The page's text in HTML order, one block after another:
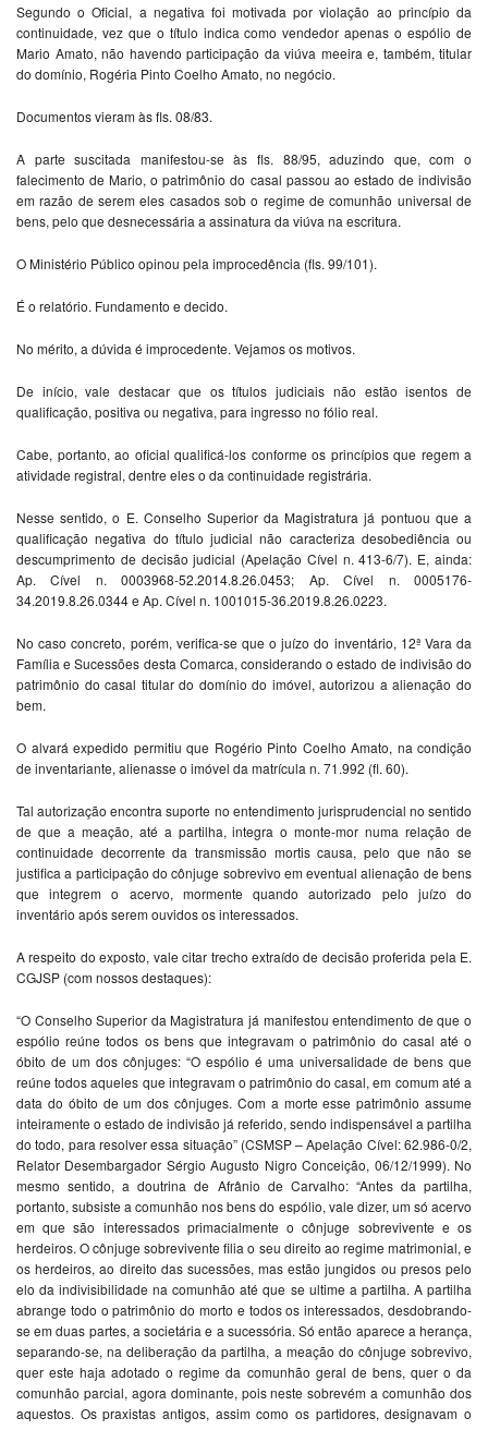
Segundo o Oficial, a negativa foi motivada por violação ao princípio da
continuidade, vez que o título indica como vendedor apenas o espólio de
Mario Amato, não havendo participação da viúva meeira e, também, titular
do domínio, Rogéria Pinto Coelho Amato, no negócio.
Documentos vieram às fls. 08/83.
A parte suscitada manifestou-se às fls. 88/95, aduzindo que, com o
falecimento de Mario, o patrimônio do casal passou ao estado de indivisão
em razão de serem eles casados sob o regime de comunhão universal de
bens, pelo que desnecessária a assinatura da viúva na escritura.
O Ministério Público opinou pela improcedência (fls. 99/101).
É o relatório. Fundamento e decido.
No mérito, a dúvida é improcedente. Vejamos os motivos.
De início, vale destacar que os títulos judiciais não estão isentos de
qualificação, positiva ou negativa, para ingresso no fólio real.
Cabe, portanto, ao oficial qualificá-los conforme os princípios que regem a
atividade registral, dentre eles o da continuidade registrária.
Nesse sentido, o E. Conselho Superior da Magistratura já pontuou que a
qualificação negativa do título judicial não caracteriza desobediência ou
descumprimento de decisão judicial (Apelação Cível n. 413-6/7). E, ainda:
Ap. Cível n. 0003968-52.2014.8.26.0453; Ap. Cível n. 0005176-
34.2019.8.26.0344 e Ap. Cível n. 1001015-36.2019.8.26.0223.
No caso concreto, porém, verifica-se que o juízo do inventário, 12ª Vara da
Família e Sucessões desta Comarca, considerando o estado de indivisão do
patrimônio do casal titular do domínio do imóvel, autorizou a alienação do
bem.
O alvará expedido permitiu que Rogério Pinto Coelho Amato, na condição
de inventariante, alienasse o imóvel da matrícula n. 71.992 (fl. 60).
Tal autorização encontra suporte no entendimento jurisprudencial no sentido
de que a meação, até a partilha, integra o monte-mor numa relação de
continuidade decorrente da transmissão mortis causa, pelo que não se
justifica a participação do cônjuge sobrevivo em eventual alienação de bens
que integrem o acervo, mormente quando autorizado pelo juízo do
inventário após serem ouvidos os interessados.
A respeito do exposto, vale citar trecho extraído de decisão proferida pela E.
CGJSP (com nossos destaques):
“O Conselho Superior da Magistratura já manifestou entendimento de que o
espólio reúne todos os bens que integravam o patrimônio do casal até o
óbito de um dos cônjuges: “O espólio é uma universalidade de bens que
reúne todos aqueles que integravam o patrimônio do casal, em comum até a
data do óbito de um dos cônjuges. Com a morte esse patrimônio assume
inteiramente o estado de indivisão já referido, sendo indispensável a partilha
do todo, para resolver essa situação” (CSMSP – Apelação Cível: 62.986-0/2,
Relator Desembargador Sérgio Augusto Nigro Conceição, 06/12/1999). No
mesmo sentido, a doutrina de Afrânio de Carvalho: “Antes da partilha,
portanto, subsiste a comunhão nos bens do espólio, vale dizer, um só acervo
em que são interessados primacialmente o cônjuge sobrevivente e os
herdeiros. O cônjuge sobrevivente filia o seu direito ao regime matrimonial, e
os herdeiros, ao direito das sucessões, mas estão jungidos ou presos pelo
elo da indivisibilidade na comunhão até que se ultime a partilha. A partilha
abrange todo o patrimônio do morto e todos os interessados, desdobrando-
se em duas partes, a societária e a sucessória. Só então aparece a herança,
separando-se, na deliberação da partilha, a meação do cônjuge sobrevivo,
quer este haja adotado o regime da comunhão geral de bens, quer o da
comunhão parcial, agora dominante, pois neste sobrevém a comunhão dos
aquestos. Os praxistas antigos, assim como os partidores, designavam o